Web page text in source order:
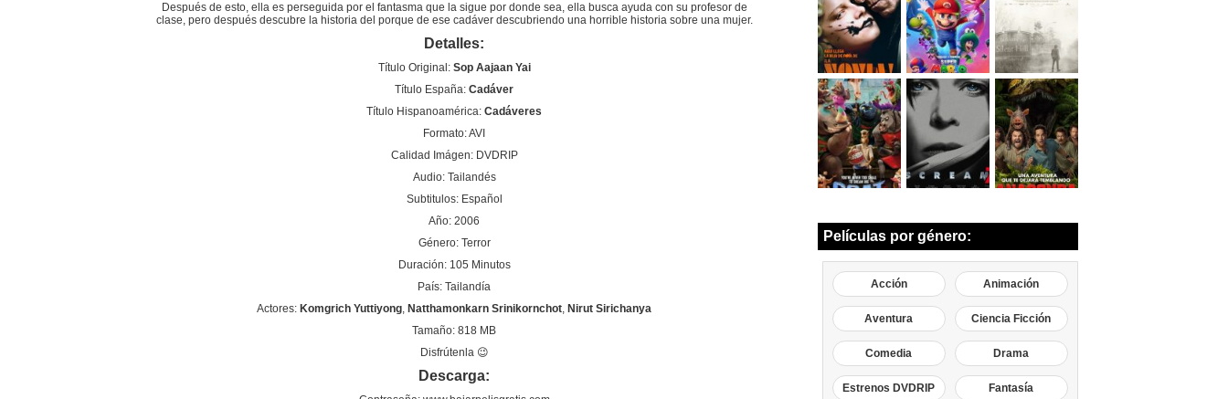
Después de esto, ella es perseguida por el fantasma que la sigue por donde sea, ella busca ayuda con su profesor de
clase, pero después descubre la historia del porque de ese cadáver descubriendo una horrible historia sobre una mujer.
Detalles:
Título Original: Sop Aajaan Yai
Título España: Cadáver
Título Hispanoamérica: Cadáveres
Formato: AVI
Calidad Imágen: DVDRIP
Audio: Tailandés
Subtitulos: Español
Año: 2006
Género: Terror
Duración: 105 Minutos
País: Tailandía
Actores: Komgrich Yuttiyong, Natthamonkarn Srinikornchot, Nirut Sirichanya
Tamaño: 818 MB
Disfrútenla 😉
Descarga:
Películas por género:
Acción Animación
Aventura Ciencia Ficción
Comedia Drama
Estrenos DVDRIP Fantasía